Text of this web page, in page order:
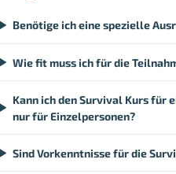
Benötige ich eine spezielle
Wie fit muss ich für die
Kann ich den Survival Kurs für
nur für Einzelpersonen?
Sind Vorkenntnisse für die